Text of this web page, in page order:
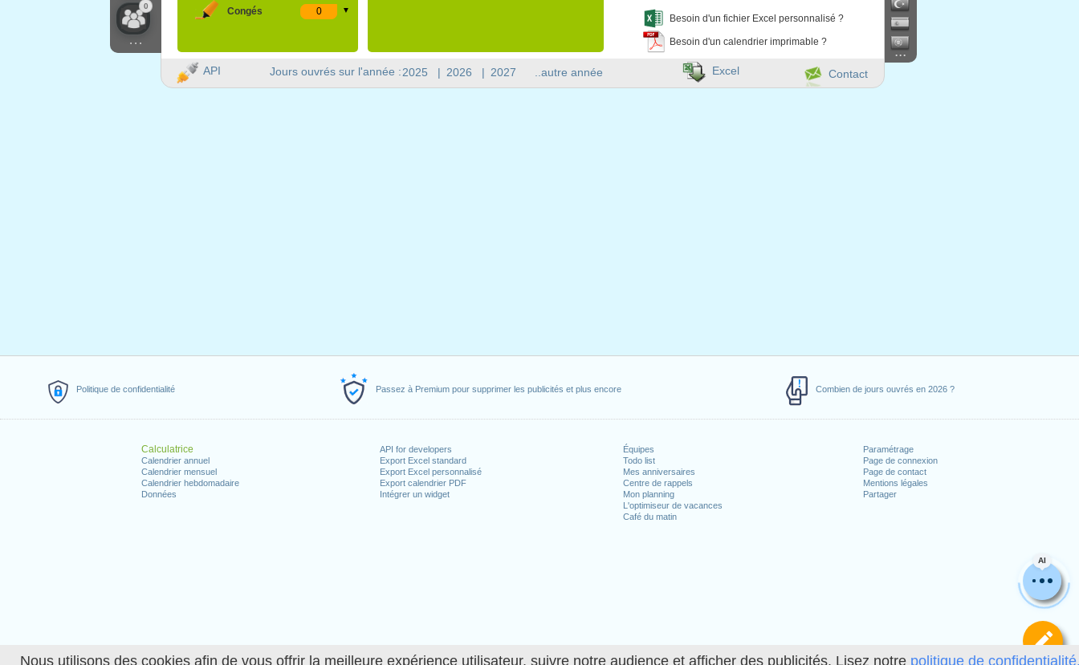
Nous utilisons des cookies afin de vous offrir la meilleure expérience utilisateur, suivre notre audience et afficher des publicités. Lisez notre politique de
Politique de confidentialité Passez à Premium pour supprimer les publicités et plus encore Combien de jours ouvrés en 2026 ?
Calculatrice
Calendrier annuel
Calendrier mensuel
Calendrier hebdomadaire
Données
API for developers
Export Excel standard
Export Excel personnalisé
Export calendrier PDF
Intégrer un widget
Équipes
Todo list
Mes anniversaires
Centre de rappels
Mon planning
L'optimiseur de vacances
Café du matin
Paramétrage
Page de connexion
Page de contact
Mentions légales
Partager
Congés ▼
Besoin d'un fichier Excel personnalisé ?
Besoin d'un calendrier imprimable ?
AI
0
...
Jours ouvrés sur l'année :2025 | 2026 | 2027 ..autre année
...
API Contact
Excel